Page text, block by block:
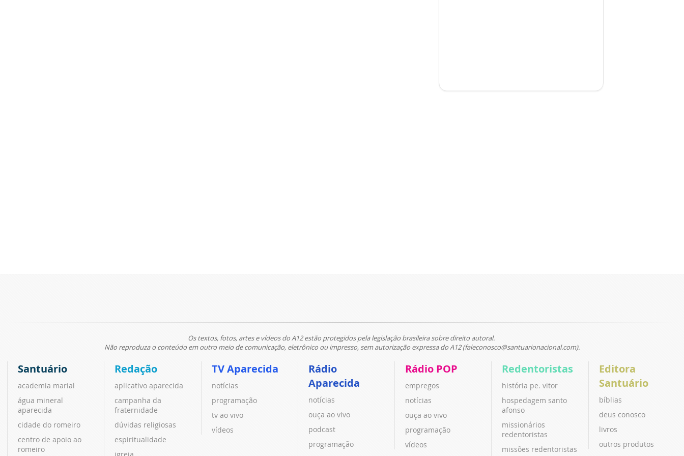
Os textos, fotos, artes e vídeos do A12 estão protegidos pela legislação brasileira sobre direito autoral.
Não reproduza o conteúdo em outro meio de comunicação, eletrônico ou impresso, sem autorização expressa do A12 (faleconosco@santuarionacional.com).
Santuário
academia marial
água mineral
aparecida
cidade do romeiro
centro de apoio ao
romeiro
Redação
aplicativo aparecida
campanha da
fraternidade
dúvidas religiosas
espiritualidade
igreja
TV Aparecida
notícias
programação
tv ao vivo
vídeos
Rádio
Aparecida
notícias
ouça ao vivo
podcast
programação
Rádio POP
empregos
notícias
ouça ao vivo
programação
vídeos
Redentoristas
história pe. vitor
hospedagem santo
afonso
missionários
redentoristas
missões redentoristas
Editora
Santuário
bíblias
deus conosco
livros
outros produtos